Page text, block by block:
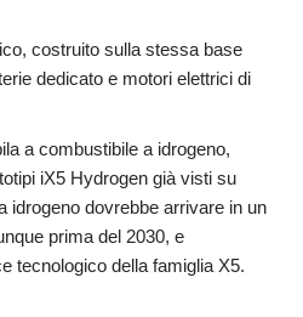
costruito sulla stessa base
dedicato e motori elettrici di
a combustibile a idrogeno,
iX5 Hydrogen già visti su
idrogeno dovrebbe arrivare in un
prima del 2030, e
tecnologico della famiglia X5.